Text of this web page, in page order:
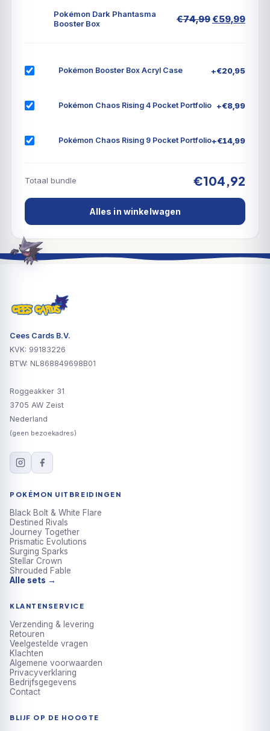
Pokémon Dark Phantasma
Booster Box
€74,99€59,99
Pokémon Booster Box Acryl Case +€20,95
Pokémon Chaos Rising 4 Pocket Portfolio +€8,99
Pokémon Chaos Rising 9 Pocket Portfolio+€14,99
Totaal bundle €104,92
Alles in winkelwagen
Cees Cards B.V.
KVK: 99183226
BTW: NL868849698B01
Roggeakker 31
3705 AW Zeist
Nederland
(geen bezoekadres)
POKÉMON UITBREIDINGEN
Black Bolt & White Flare
Destined Rivals
Journey Together
Prismatic Evolutions
Surging Sparks
Stellar Crown
Shrouded Fable
Alle sets →
KLANTENSERVICE
Verzending & levering
Retouren
Veelgestelde vragen
Klachten
Algemene voorwaarden
Privacyverklaring
Bedrijfsgegevens
Contact
BLIJF OP DE HOOGTE